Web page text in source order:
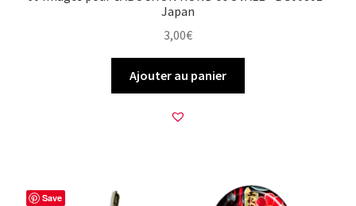
Japan
3,00€
Ajouter au panier
Save